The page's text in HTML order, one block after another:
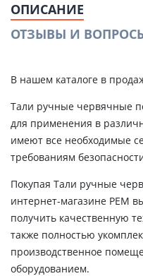
ОПИСАНИЕ
ОТЗЫВЫ И
В нашем каталоге в
Тали ручные червячные
для применения в
имеют все необходимые
требованиям
Покупая Тали ручные
интернет-магазине РЕМ
получить качественную
также полностью
производственное
оборудованием.